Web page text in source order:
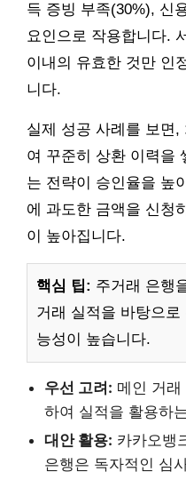
득 증빙 부족(30%), 신
요인으로 작용합니다.
이내의 유효한 것만 인
니다.
실제 성공 사례를 보면
여 꾸준히 상환 이력을
는 전략이 승인율을 높
에 과도한 금액을 신청
이 높아집니다.
핵심 팁: 주거래 은행
거래 실적을 바탕으
능성이 높습니다.
우선 고려: 메인 거
하여 실적을 활용하
대안 활용: 카카오뱅
은행은 독자적인 심